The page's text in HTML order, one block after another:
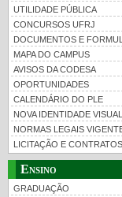
UTILIDADE PÚBLICA
CONCURSOS UFRJ
DOCUMENTOS E
MAPA DO CAMPUS
AVISOS DA CODESA
OPORTUNIDADES
CALENDÁRIO DO PLE
NOVA IDENTIDADE VISUAL
NORMAS LEGAIS
LICITAÇÃO E CONTRATOS
Ensino
GRADUAÇÃO
UFRJ 100 anos